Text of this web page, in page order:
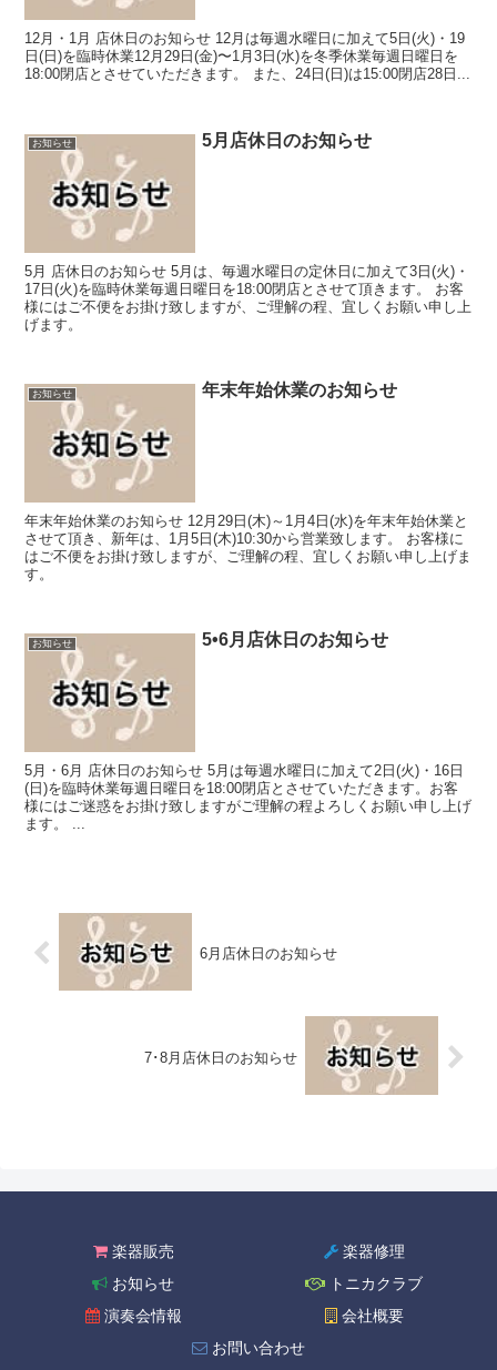
12月・1月 店休日のお知らせ 12月は毎週水曜日に加えて5日(火)・19
日(日)を臨時休業12月29日(金)〜1月3日(水)を冬季休業毎週日曜日を
18:00閉店とさせていただきます。 また、24日(日)は15:00閉店28日...
お知らせ 5月店休日のお知らせ
5月 店休日のお知らせ 5月は、毎週水曜日の定休日に加えて3日(火)・
17日(火)を臨時休業毎週日曜日を18:00閉店とさせて頂きます。 お客
様にはご不便をお掛け致しますが、ご理解の程、宜しくお願い申し上
げます。
お知らせ 年末年始休業のお知らせ
年末年始休業のお知らせ 12月29日(木)～1月4日(水)を年末年始休業と
させて頂き、新年は、1月5日(木)10:30から営業致します。 お客様に
はご不便をお掛け致しますが、ご理解の程、宜しくお願い申し上げま
す。
お知らせ 5•6月店休日のお知らせ
5月・6月 店休日のお知らせ 5月は毎週水曜日に加えて2日(火)・16日
(日)を臨時休業毎週日曜日を18:00閉店とさせていただきます。お客
様にはご迷惑をお掛け致しますがご理解の程よろしくお願い申し上げ
ます。 ...
6月店休日のお知らせ
7･8月店休日のお知らせ
楽器販売
楽器修理
お知らせ
トニカクラブ
演奏会情報
会社概要
お問い合わせ